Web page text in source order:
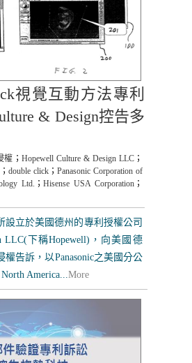
視覺互動方法專利
& Design控告多
權 ；Hopewell Culture & Design LLC；
； double click； Panasonic Corporation of
Ltd. ； Hisense USA Corporation；
設立於美國德州的專利授權公司
LLC(下稱Hopewell)，向美國德
告訴，以Panasonic之美國分公
North America...More